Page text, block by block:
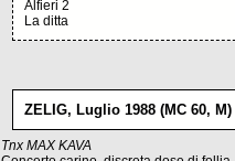
Alfieri 2
La ditta
ZELIG, Luglio 1988 (MC 60, M)
Tnx MAX KAVA